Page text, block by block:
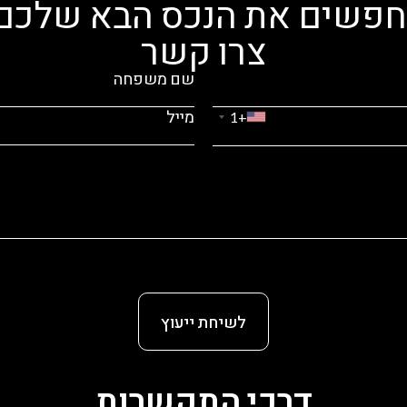
את הנכס הבא
צרו קשר
+1
לשיחת ייעוץ